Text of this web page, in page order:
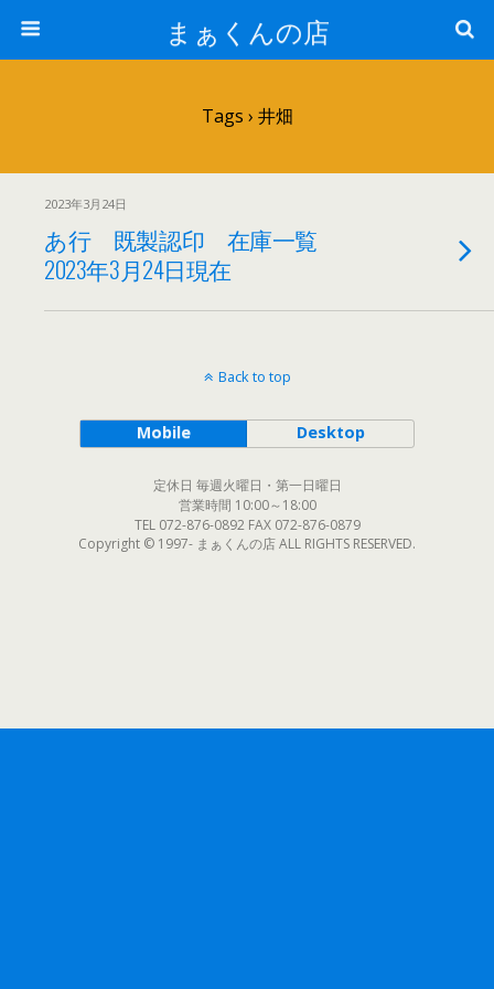
まぁくんの店
Tags › 井畑
2023年3月24日
あ行 既製認印 在庫一覧
2023年3月24日現在
Back to top
Mobile Desktop
定休日 毎週火曜日・第一日曜日
営業時間 10:00～18:00
TEL 072-876-0892 FAX 072-876-0879
Copyright © 1997- まぁくんの店 ALL RIGHTS RESERVED.